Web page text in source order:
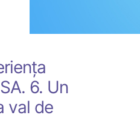
6. Un
val de